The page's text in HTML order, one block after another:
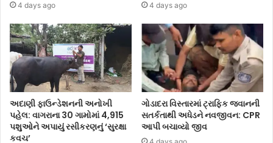
4 days ago 4 days ago
અદાણી ફાઉન્ડેશનની અનોખી
પહેલ: વાગરાના 30 ગામોમાં 4,915
પશુઓને અપાયું રસીકરણનું ‘સુરક્ષા
કવચ’
ગોડાદરા વિસ્તારમાં ટ્રાફિક જવાનની
સતર્કતાથી અધેડને નવજીવન: CPR
આપી બચાવ્યો જીવ